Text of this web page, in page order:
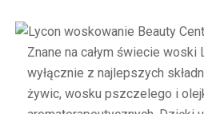
Znane na całym świecie woski
wyłącznie z najlepszych
żywic, wosku pszczelego i